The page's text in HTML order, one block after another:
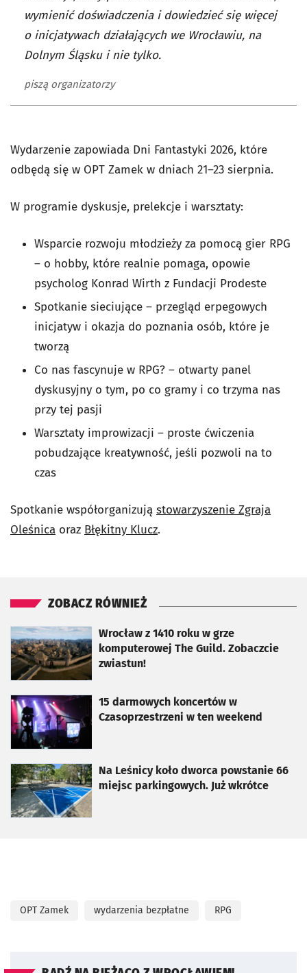
wymienić doświadczenia i dowiedzieć się więcej
o inicjatywach działających we Wrocławiu, na
Dolnym Śląsku i nie tylko.
piszą organizatorzy
Wydarzenie zapowiada Dni Fantastyki 2026, które
odbędą się w OPT Zamek w dniach 21–23 sierpnia.
W programie dyskusje, prelekcje i warsztaty:
Wsparcie rozwoju młodzieży za pomocą gier RPG
– o hobby, które realnie pomaga, opowie
psycholog Konrad Wirth z Fundacji Prodeste
Spotkanie sieciujące – przegląd erpegowych
inicjatyw i okazja do poznania osób, które je
tworzą
Co nas fascynuje w RPG? – otwarty panel
dyskusyjny o tym, po co gramy i co trzyma nas
przy tej pasji
Warsztaty improwizacji – proste ćwiczenia
pobudzające kreatywność, jeśli pozwoli na to
czas
Spotkanie współorganizują stowarzyszenie Zgraja
Oleśnica oraz Błękitny Klucz.
ZOBACZ RÓWNIEŻ
Wrocław z 1410 roku w grze
komputerowej The Guild. Zobaczcie
zwiastun!
otworzy się w nowej karcie
15 darmowych koncertów w
Czasoprzestrzeni w ten weekend
otworzy się w nowej karcie
Na Leśnicy koło dworca powstanie 66
miejsc parkingowych. Już wkrótce
otworzy się w nowej karcie
OPT Zamek wydarzenia bezpłatne RPG